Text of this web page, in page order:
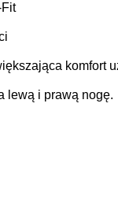
komfort
lewą i prawą nogę.